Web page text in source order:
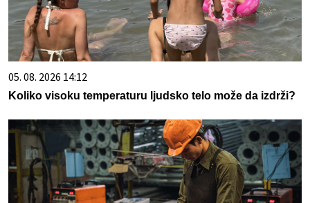
05. 08. 2026 14:12
Koliko visoku temperaturu ljudsko telo može da izdrži?